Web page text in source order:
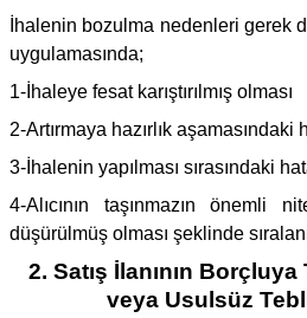
İhalenin bozulma nedenleri gerek
uygulamasında;
1-İhaleye fesat karıştırılmış olması
2-Artırmaya hazırlık aşamasındaki
3-İhalenin yapılması sırasındaki
4-Alıcının taşınmazın önemli
düşürülmüş olması şeklinde
2. Satış İlanının
veya Usulsüz